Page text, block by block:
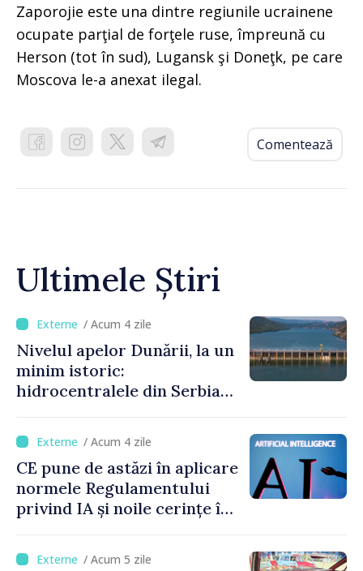
Zaporojie este una dintre regiunile ucrainene
ocupate parţial de forţele ruse, împreună cu
Herson (tot în sud), Lugansk şi Doneţk, pe care
Moscova le-a anexat ilegal.
Comentează
Ultimele Știri
/ Acum 4 zile
Nivelul apelor Dunării, la un
minim istoric:
hidrocentralele din Serbia
capacitate
/ Acum 4 zile
CE pune de astăzi în aplicare
normele Regulamentului
privind IA și noile cerințe în
/ Acum 5 zile